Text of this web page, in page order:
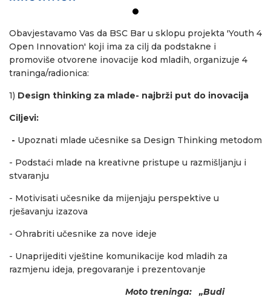
Obavjestavamo Vas da BSC Bar u sklopu projekta 'Youth 4
Open Innovation' koji ima za cilj da podstakne i
promoviše otvorene inovacije kod mladih, organizuje 4
traninga/radionica:
1) Design thinking za mlade- najbrži put do inovacija
Ciljevi:
- Upoznati mlade učesnike sa Design Thinking metodom
- Podstaći mlade na kreativne pristupe u razmišljanju i
stvaranju
- Motivisati učesnike da mijenjaju perspektive u
rješavanju izazova
- Ohrabriti učesnike za nove ideje
- Unaprijediti vještine komunikacije kod mladih za
razmjenu ideja, pregovaranje i prezentovanje
Moto treninga: „Budi